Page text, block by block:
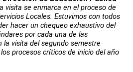
visita se enmarca en el proceso de
Locales. Estuvimos con todos
hacer un chequeo exhaustivo del
por cada una de las
la visita del segundo semestre
procesos críticos de inicio del año